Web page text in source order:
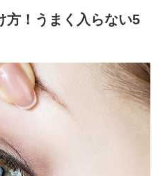
方！うまく入らない5